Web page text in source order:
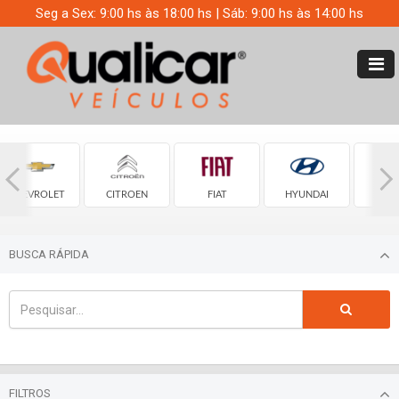
Seg a Sex: 9:00 hs às 18:00 hs | Sáb: 9:00 hs às 14:00 hs
CHEVROLET CITROEN FIAT HYUNDAI
BUSCA RÁPIDA
FILTROS